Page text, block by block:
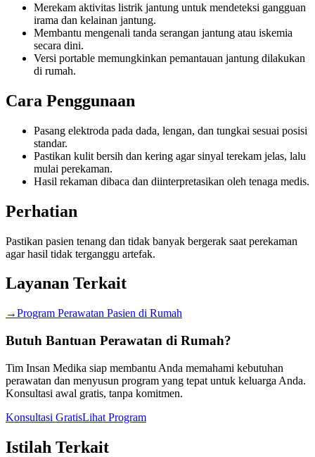
Merekam aktivitas listrik jantung untuk mendeteksi gangguan
irama dan kelainan jantung.
Membantu mengenali tanda serangan jantung atau iskemia
secara dini.
Versi portable memungkinkan pemantauan jantung dilakukan
di rumah.
Cara Penggunaan
Pasang elektroda pada dada, lengan, dan tungkai sesuai posisi
standar.
Pastikan kulit bersih dan kering agar sinyal terekam jelas, lalu
mulai perekaman.
Hasil rekaman dibaca dan diinterpretasikan oleh tenaga medis.
Perhatian
Pastikan pasien tenang dan tidak banyak bergerak saat perekaman
agar hasil tidak terganggu artefak.
Layanan Terkait
→Program Perawatan Pasien di Rumah
Butuh Bantuan Perawatan di Rumah?
Tim Insan Medika siap membantu Anda memahami kebutuhan
perawatan dan menyusun program yang tepat untuk keluarga Anda.
Konsultasi awal gratis, tanpa komitmen.
Konsultasi GratisLihat Program
Istilah Terkait